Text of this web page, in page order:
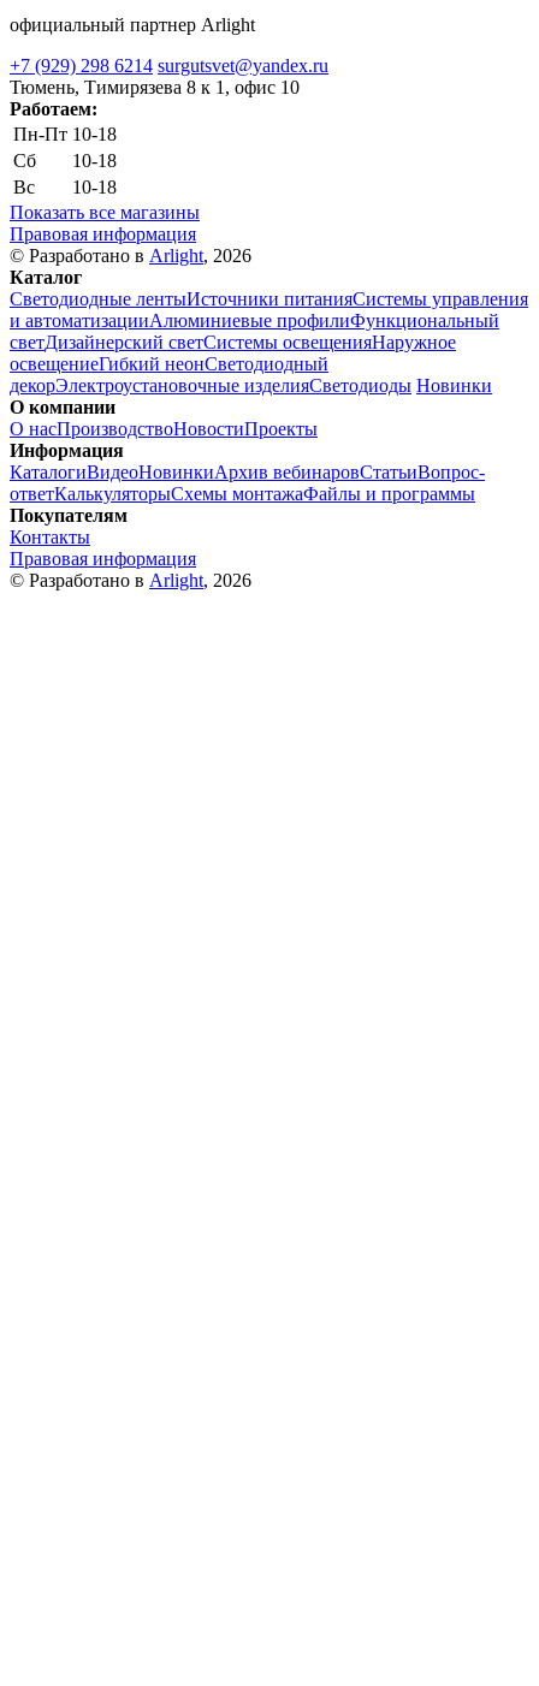
официальный партнер Arlight
+7 (929) 298 6214 surgutsvet@yandex.ru
Тюмень, Тимирязева 8 к 1, офис 10
Работаем:
Пн-Пт 10-18
Сб
10-18
Вс
10-18
Показать все магазины
Правовая информация
© Разработано в Arlight, 2026
Каталог
Светодиодные лентыИсточники питанияСистемы управления
и автоматизацииАлюминиевые профилиФункциональный
светДизайнерский светСистемы освещенияНаружное
освещениеГибкий неонСветодиодный
декорЭлектроустановочные изделияСветодиоды Новинки
О компании
О насПроизводствоНовостиПроекты
Информация
КаталогиВидеоНовинкиАрхив вебинаровСтатьиВопрос-
ответКалькуляторыСхемы монтажаФайлы и программы
Покупателям
Контакты
Правовая информация
© Разработано в Arlight, 2026